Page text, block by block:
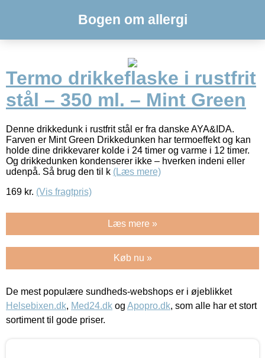
Bogen om allergi
Termo drikkeflaske i rustfrit
stål – 350 ml. – Mint Green
Denne drikkedunk i rustfrit stål er fra danske AYA&IDA.
Farven er Mint Green Drikkedunken har termoeffekt og kan
holde dine drikkevarer kolde i 24 timer og varme i 12 timer.
Og drikkedunken kondenserer ikke – hverken indeni eller
udenpå. Så brug den til k (Læs mere)
169 kr. (Vis fragtpris)
Læs mere »
Køb nu »
De mest populære sundheds-webshops er i øjeblikket
Helsebixen.dk, Med24.dk og Apopro.dk, som alle har et stort
sortiment til gode priser.